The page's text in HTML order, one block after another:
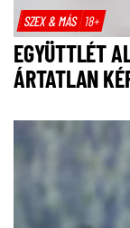
SZEX & MÁS 18+
EGYÜTTLÉT
ÁRTATLAN